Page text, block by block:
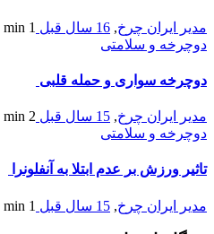
مدیر ایران چرخ, 16 سال قبل 1 min
دوچرخه و سلامتی
دوچرخه سواری و حمله قلبی
مدیر ایران چرخ, 15 سال قبل 2 min
دوچرخه و سلامتی
تاثير ورزش بر عدم ابتلا به آنفلونرا
مدیر ایران چرخ, 15 سال قبل 1 min